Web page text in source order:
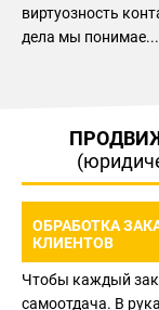
виртуозность
дела мы понимае...
ОБРАБОТКА
КЛИЕНТОВ
Чтобы каждый
самоотдача. В